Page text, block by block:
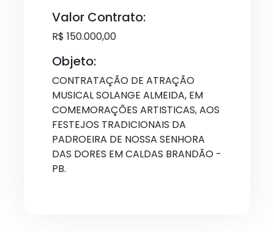
Valor Contrato:
R$ 150.000,00
Objeto:
CONTRATAÇÃO DE ATRAÇÃO
MUSICAL SOLANGE ALMEIDA, EM
COMEMORAÇÕES ARTISTICAS, AOS
FESTEJOS TRADICIONAIS DA
PADROEIRA DE NOSSA SENHORA
DAS DORES EM CALDAS BRANDÃO -
PB.